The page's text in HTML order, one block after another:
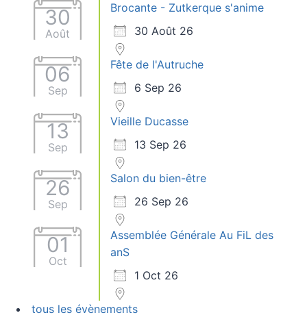
30
Août
Brocante - Zutkerque s'anime
30 Août 26
06
Sep
Fête de l'Autruche
6 Sep 26
13
Sep
Vieille Ducasse
13 Sep 26
26
Sep
Salon du bien-être
26 Sep 26
01
Oct
Assemblée Générale Au FiL des
anS
1 Oct 26
tous les évènements